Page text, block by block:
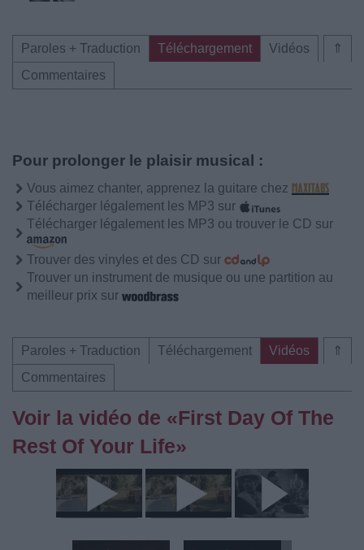
⇑
Paroles + Traduction Téléchargement
Vidéos
Commentaires
Pour prolonger le plaisir musical :
Vous aimez chanter, apprenez la guitare chez
Télécharger légalement les MP3 sur
Télécharger légalement les MP3 ou trouver le CD sur
Trouver des vinyles et des CD sur
Trouver un instrument de musique ou une partition au
meilleur prix sur
⇑
Paroles + Traduction Téléchargement
Vidéos
Commentaires
Voir la vidéo de «First Day Of The
Rest Of Your Life»